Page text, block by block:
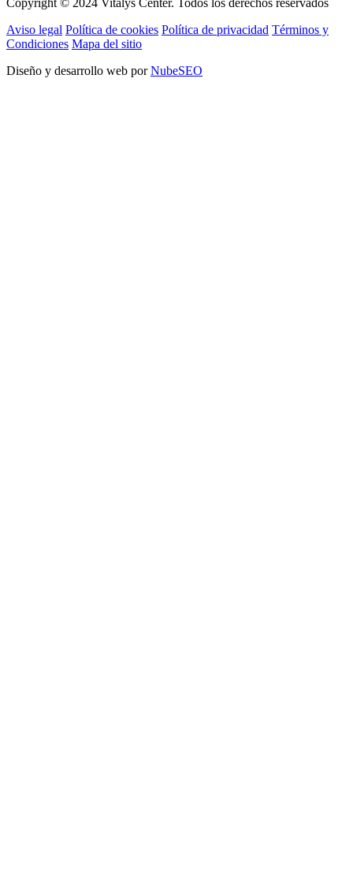
Aviso legal Política de cookies Política de privacidad Términos y
Condiciones Mapa del sitio
Diseño y desarrollo web porNubeSEO